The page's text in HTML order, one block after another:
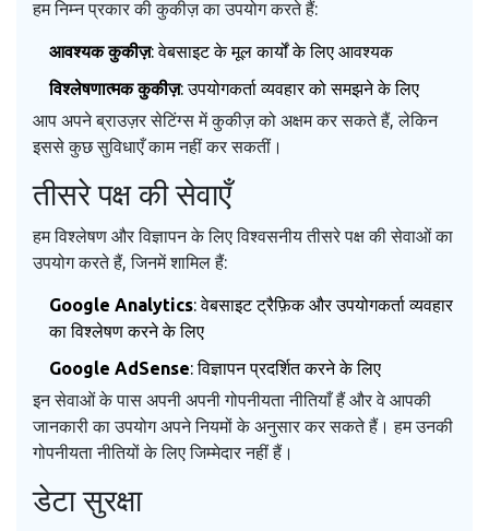
हम निम्न प्रकार की कुकीज़ का उपयोग करते हैं:
आवश्यक कुकीज़: वेबसाइट के मूल कार्यों के लिए आवश्यक
विश्लेषणात्मक कुकीज़: उपयोगकर्ता व्यवहार को समझने के लिए
आप अपने ब्राउज़र सेटिंग्स में कुकीज़ को अक्षम कर सकते हैं, लेकिन
इससे कुछ सुविधाएँ काम नहीं कर सकतीं।
तीसरे पक्ष की सेवाएँ
हम विश्लेषण और विज्ञापन के लिए विश्वसनीय तीसरे पक्ष की सेवाओं का
उपयोग करते हैं, जिनमें शामिल हैं:
Google Analytics: वेबसाइट ट्रैफ़िक और उपयोगकर्ता व्यवहार
का विश्लेषण करने के लिए
Google AdSense: विज्ञापन प्रदर्शित करने के लिए
इन सेवाओं के पास अपनी अपनी गोपनीयता नीतियाँ हैं और वे आपकी
जानकारी का उपयोग अपने नियमों के अनुसार कर सकते हैं। हम उनकी
गोपनीयता नीतियों के लिए जिम्मेदार नहीं हैं।
डेटा सुरक्षा